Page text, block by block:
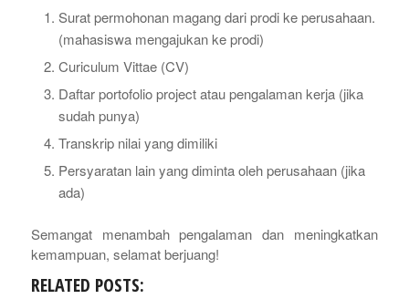
Surat permohonan magang dari prodi ke perusahaan.
(mahasiswa mengajukan ke prodi)
Curiculum Vittae (CV)
Daftar portofolio project atau pengalaman kerja (jika
sudah punya)
Transkrip nilai yang dimiliki
Persyaratan lain yang diminta oleh perusahaan (jika
ada)
Semangat menambah pengalaman dan meningkatkan
kemampuan, selamat berjuang!
RELATED POSTS: